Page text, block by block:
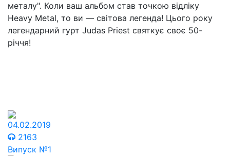
металу". Коли ваш альбом став точкою відліку
Heavy Metal, то ви — світова легенда! Цього року
легендарний гурт Judas Priest святкує своє 50-
річчя!
04.02.2019
2163
Випуск №1